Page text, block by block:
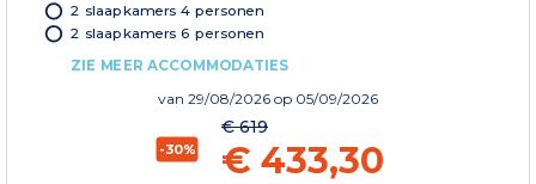
2 slaapkamers 4 personen
2 slaapkamers 6 personen
ZIE MEER ACCOMMODATIES
van 29/08/2026 op 05/09/2026
-30%
€ 619
€ 433,30